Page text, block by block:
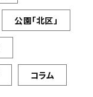
公園「北区」
コラム